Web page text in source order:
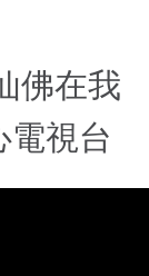
佛在我
電視台